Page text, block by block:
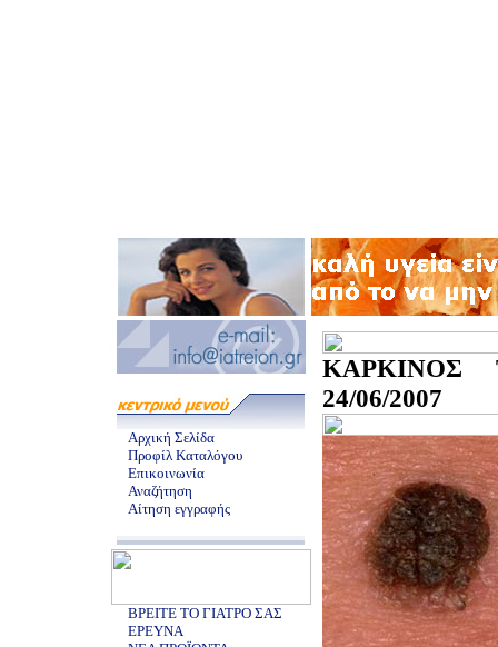
Αρχική Σελίδα
Προφίλ Καταλόγου
Επικοινωνία
Αναζήτηση
Αίτηση εγγραφής
ΒΡΕΙΤΕ ΤΟ ΓΙΑΤΡΟ ΣΑΣ
ΕΡΕΥΝΑ
24/06/2007